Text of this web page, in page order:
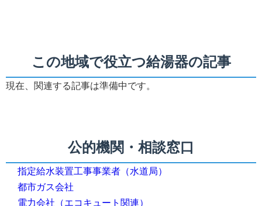
この地域で役立つ給湯器の記事
現在、関連する記事は準備中です。
公的機関・相談窓口
指定給水装置工事事業者（水道局）
都市ガス会社
電力会社（エコキュート関連）